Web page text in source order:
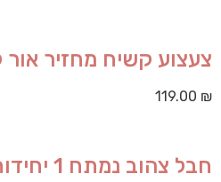
צעצוע קשיח מחזיר אור לכלב 1
119.00 ₪
חבל צהוב נמתח 1 יחידות